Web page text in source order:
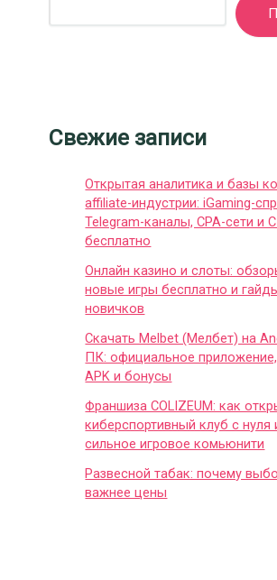
Свежие записи
Открытая аналитика и базы
affiliate-индустрии: iGaming-
Telegram-каналы, CPA-сети и
бесплатно
Онлайн казино и слоты:
новые игры бесплатно и
новичков
Скачать Melbet (Мелбет) на
ПК: официальное
APK и бонусы
Франшиза COLIZEUM: как
киберспортивный клуб с нуля
сильное игровое комьюнити
Развесной табак: почему
важнее цены